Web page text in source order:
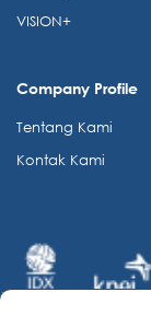
VISION+
Company Profile
Tentang Kami
Kontak Kami